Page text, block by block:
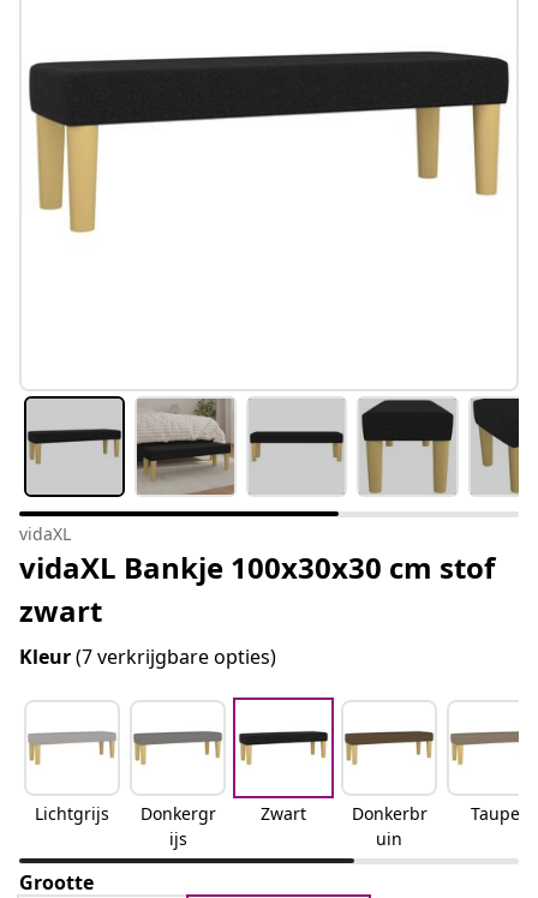
vidaXL
vidaXL Bankje 100x30x30 cm stof
zwart
Kleur(7 verkrijgbare opties)
Lichtgrijs
Donkergr
ijs
Zwart
Donkerbr
uin
Taupe
Grootte